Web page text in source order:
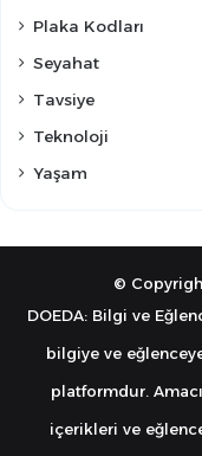
Plaka Kodları
Seyahat
Tavsiye
Teknoloji
Yaşam
©
DOEDA: Bilgi ve
bilgiye ve
platformdur.
içerikleri ve